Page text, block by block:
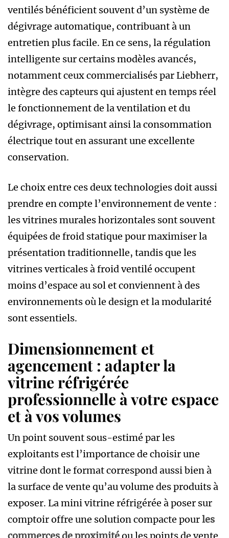
ventilés bénéficient souvent d’un système de
dégivrage automatique, contribuant à un
entretien plus facile. En ce sens, la régulation
intelligente sur certains modèles avancés,
notamment ceux commercialisés par Liebherr,
intègre des capteurs qui ajustent en temps réel
le fonctionnement de la ventilation et du
dégivrage, optimisant ainsi la consommation
électrique tout en assurant une excellente
conservation.
Le choix entre ces deux technologies doit aussi
prendre en compte l’environnement de vente :
les vitrines murales horizontales sont souvent
équipées de froid statique pour maximiser la
présentation traditionnelle, tandis que les
vitrines verticales à froid ventilé occupent
moins d’espace au sol et conviennent à des
environnements où le design et la modularité
sont essentiels.
Dimensionnement et
agencement : adapter la
vitrine réfrigérée
professionnelle à votre espace
et à vos volumes
Un point souvent sous-estimé par les
exploitants est l’importance de choisir une
vitrine dont le format correspond aussi bien à
la surface de vente qu’au volume des produits à
exposer. La mini vitrine réfrigérée à poser sur
comptoir offre une solution compacte pourles
commerces de proximitéou les points de vente